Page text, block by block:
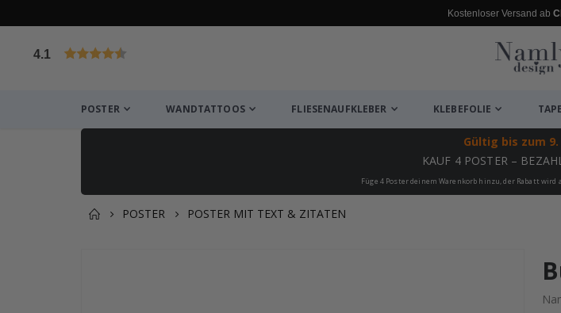
Kostenloser Versand ab
4.1
POSTER WANDTATTOOS FLIESENAUFKLEBER KLEBEFOLIE
Gültig bis zum
KAUF 4 POSTER –
Füge 4 Poster deinem Warenkorb hinzu, der Rabatt
POSTER POSTER MIT TEXT & ZITATEN